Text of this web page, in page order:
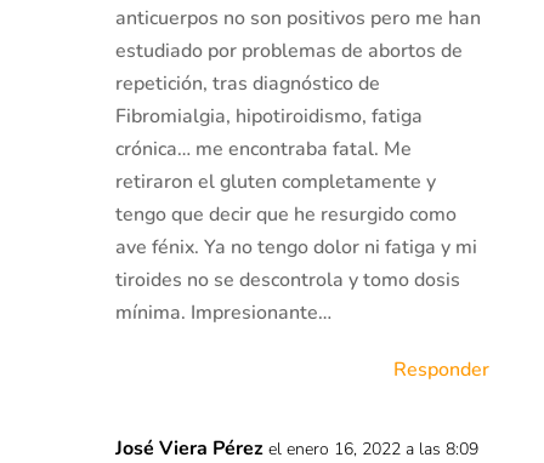
anticuerpos no son positivos pero me han
estudiado por problemas de abortos de
repetición, tras diagnóstico de
Fibromialgia, hipotiroidismo, fatiga
crónica… me encontraba fatal. Me
retiraron el gluten completamente y
tengo que decir que he resurgido como
ave fénix. Ya no tengo dolor ni fatiga y mi
tiroides no se descontrola y tomo dosis
mínima. Impresionante…
Responder
José Viera Pérez el enero 16, 2022 a las 8:09